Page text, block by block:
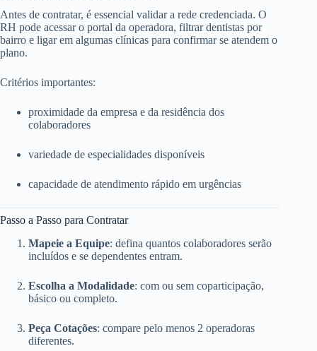
Antes de contratar, é essencial validar a rede credenciada. O
RH pode acessar o portal da operadora, filtrar dentistas por
bairro e ligar em algumas clínicas para confirmar se atendem o
plano.
Critérios importantes:
proximidade da empresa e da residência dos
colaboradores
variedade de especialidades disponíveis
capacidade de atendimento rápido em urgências
Passo a Passo para Contratar
Mapeie a Equipe: defina quantos colaboradores serão
incluídos e se dependentes entram.
Escolha a Modalidade: com ou sem coparticipação,
básico ou completo.
Peça Cotações: compare pelo menos 2 operadoras
diferentes.